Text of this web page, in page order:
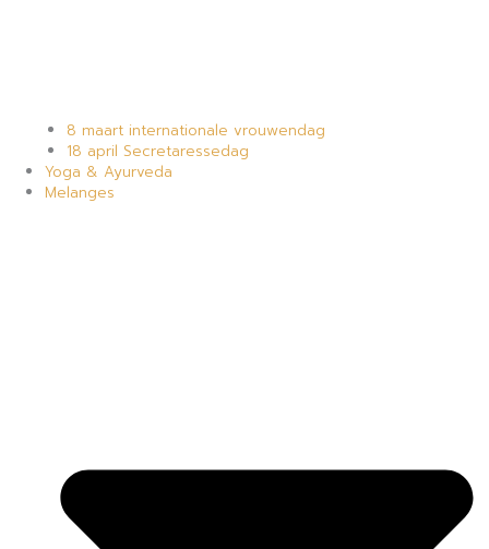
8 maart internationale vrouwendag
18 april Secretaressedag
Yoga & Ayurveda
Melanges